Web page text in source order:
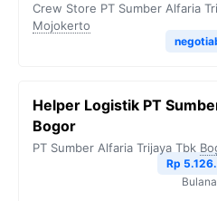
Crew Store PT Sumber Alfaria
Mojokerto
Helper Logistik PT
Bogor
PT Sumber Alfaria Trijaya Tbk
Rp